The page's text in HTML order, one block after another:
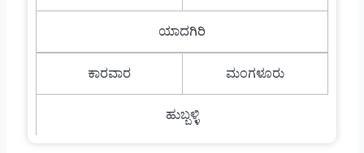
ಯಾದಗಿರಿ
ಕಾರವಾರ ಮಂಗಳೂರು
ಹುಬ್ಬಳ್ಳಿ